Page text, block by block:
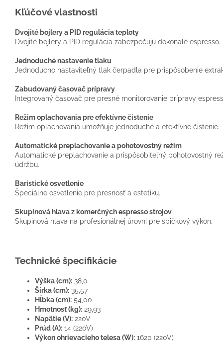
Kľúčové vlastnosti
Dvojité bojlery a PID regulácia teploty
Dvojité bojlery a PID regulácia zabezpečujú dokonalé espresso.
Jednoduché nastavenie tlaku
Jednoducho nastaviteľný tlak čerpadla pre prispôsobenie
Zabudovaný časovač prípravy
Integrovaný časovač pre presné monitorovanie prípravy
Režim oplachovania pre efektívne čistenie
Režim oplachovania umožňuje jednoduché a efektívne čistenie.
Automatické preplachovanie a pohotovostný režim
Automatické preplachovanie a prispôsobiteľný pohotovostný
údržbu.
Baristické osvetlenie
Špeciálne osvetlenie pre presnosť a estetiku.
Skupinová hlava z komerčných espresso strojov
Skupinová hlava na profesionálnej úrovni pre špičkový výkon.
Technické špecifikácie
Výška (cm): 38,0
Šírka (cm): 35,57
Hĺbka (cm): 54,00
Hmotnosť (kg): 29,93
Napätie (V): 220V
Prúd (A): 14 (220V)
Výkon ohrievacieho telesa (W): 1620 (220V)